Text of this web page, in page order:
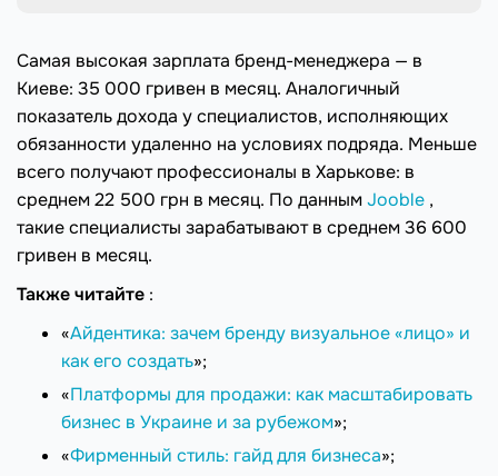
Самая высокая зарплата бренд-менеджера — в
Киеве: 35 000 гривен в месяц. Аналогичный
показатель дохода у специалистов, исполняющих
обязанности удаленно на условиях подряда. Меньше
всего получают профессионалы в Харькове: в
среднем 22 500 грн в месяц. По даннымJooble ,
такие специалисты зарабатывают в среднем 36 600
гривен в месяц.
Также читайте :
«Айдентика: зачем бренду визуальное «лицо» и
как его создать»;
«Платформы для продажи: как масштабировать
бизнес в Украине и за рубежом»;
«Фирменный стиль: гайд для бизнеса»;